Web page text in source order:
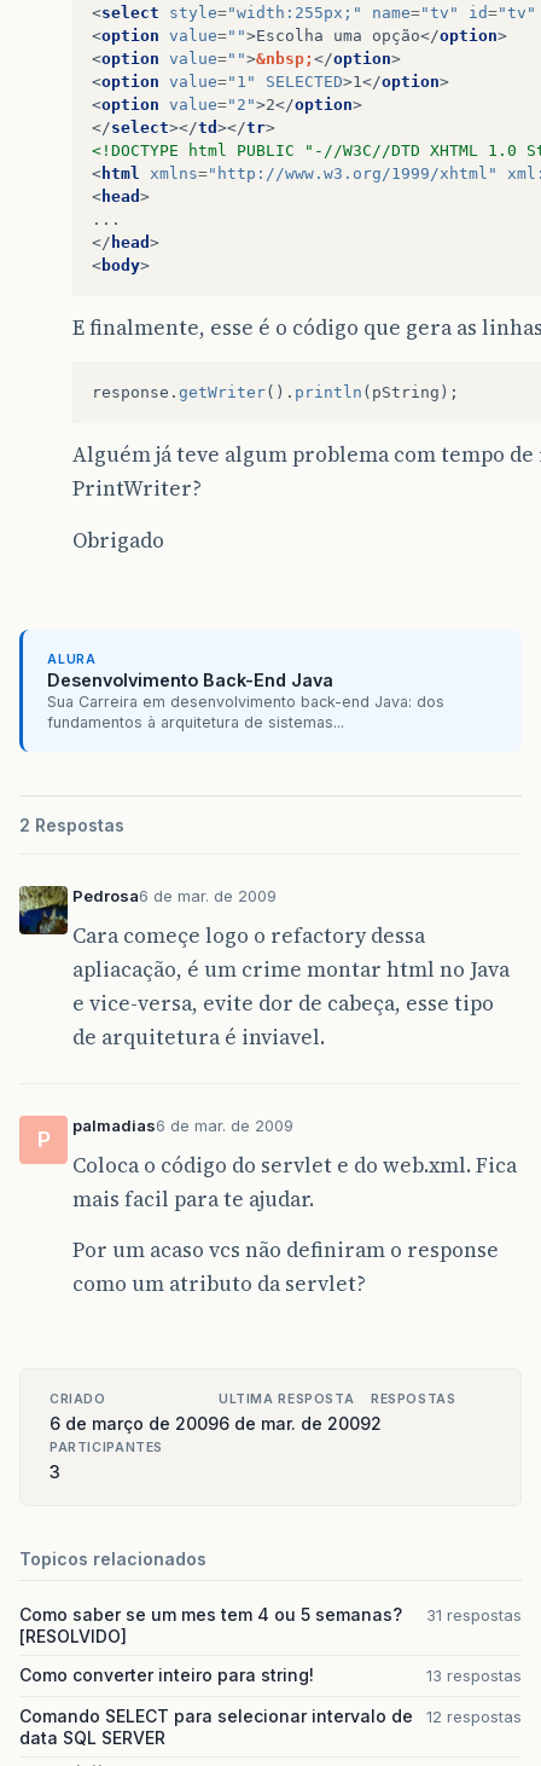
<select style="width:255px;" name="tv" id="tv"
<option value="">Escolha uma opção</option>
<option value="">&nbsp; </option>
<option value="1" SELECTED>1 </option>
<option value="2">2</option>
</select></td ></tr>
<!DOCTYPE html PUBLIC "-//W3C//DTD
< html xmlns="http://www.w3.org/1999/xhtml"
< head >
</ head >
<body>
E finalmente, esse é o código que gera as
response . getWriter(). println ( pString );
Alguém já teve algum problema com tempo
PrintWriter?
Obrigado
ALURA
Desenvolvimento Back-End Java
Sua Carreira em desenvolvimento back-end Java: dos
fundamentos à arquitetura de sistemas...
2 Respostas
Pedrosa6 de mar. de 2009
Cara começe logo o refactory dessa
apliacação, é um crime montar html no Java
e vice-versa, evite dor de cabeça, esse tipo
de arquitetura é inviavel.
P
palmadias6 de mar. de 2009
Coloca o código do servlet e do web.xml. Fica
mais facil para te ajudar.
Por um acaso vcs não definiram o response
como um atributo da servlet?
CRIADO
6 de março de 2009
ULTIMA RESPOSTA
6 de mar. de 2009
RESPOSTAS
2
PARTICIPANTES
3
Topicos relacionados
Como saber se um mes tem 4 ou 5 semanas?
[RESOLVIDO]
31 respostas
Como converter inteiro para string! 13 respostas
Comando SELECT para selecionar intervalo de
data SQL SERVER
12 respostas